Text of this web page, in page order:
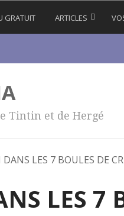
GRATUIT ARTICLES
Tintin et de Hergé
LES 7 BOULES DE
LES 7